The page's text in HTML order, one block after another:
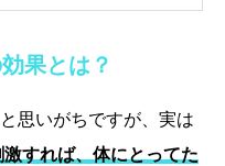
果とは？
思いがちですが、実は
激すれば、体にとってた